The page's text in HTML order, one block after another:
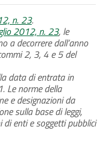
n. 23.
2012, n. 23, le
a decorrere dall’anno
2, 3, 4 e 5 del
data di entrata in
Le norme della
e designazioni da
sulla base di leggi,
enti e soggetti pubblici